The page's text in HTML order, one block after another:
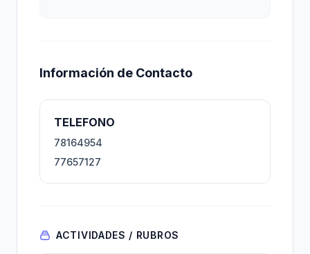
Información de Contacto
TELEFONO
78164954
77657127
ACTIVIDADES / RUBROS